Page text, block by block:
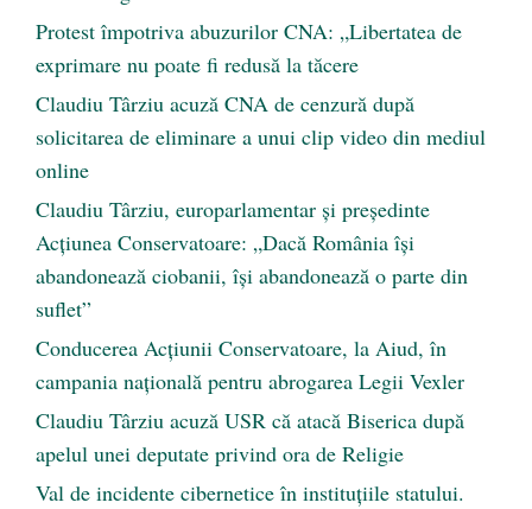
Protest împotriva abuzurilor CNA: „Libertatea de
exprimare nu poate fi redusă la tăcere
Claudiu Târziu acuză CNA de cenzură după
solicitarea de eliminare a unui clip video din mediul
online
Claudiu Târziu, europarlamentar și președinte
Acțiunea Conservatoare: „Dacă România își
abandonează ciobanii, își abandonează o parte din
suflet”
Conducerea Acțiunii Conservatoare, la Aiud, în
campania națională pentru abrogarea Legii Vexler
Claudiu Târziu acuză USR că atacă Biserica după
apelul unei deputate privind ora de Religie
Val de incidente cibernetice în instituțiile statului.